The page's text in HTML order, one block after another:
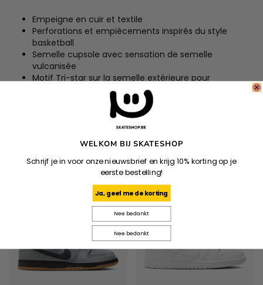
Empeigne en cuir et textile
Perforations et empiècements inspirés du style
basketball
Semelle cupsole avec sensation de semelle
vulcanisée
Motif Tri-star sur la semelle extérieure pour
l’adhérence et la flexibilité
Languette et col rembourrés pour plus de confort
Coloris : Noir / Blanc
Spécifications
Produits connexes
WELKOM BIJ SKATESHOP
Schrijf je in voor onze nieuwsbrief en krijg 10% korting op je
eerste bestelling!
Ja, geef me de korting
Nee bedankt
Nee bedankt